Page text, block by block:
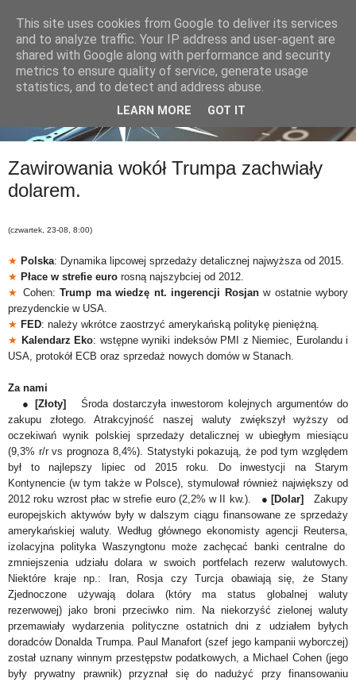
Zawirowania wokół Trumpa zachwiały
dolarem.
(czwartek, 23-08, 8:00)
★ Polska: Dynamika lipcowej sprzedaży detalicznej najwyższa od 2015.
★ Płace w strefie euro rosną najszybciej od 2012.
★ Cohen:Trump ma wiedzę nt. ingerencji Rosjanw ostatnie wybory
prezydenckie w USA.
★ FED: należy wkrótce zaostrzyć amerykańską politykę pieniężną.
★ Kalendarz Eko: wstępne wyniki indeksów PMI z Niemiec, Eurolandu i
USA, protokół ECB oraz sprzedaż nowych domów w Stanach.
Za nami
●[Złoty] Środa dostarczyła inwestorom kolejnych argumentów do
zakupu złotego. Atrakcyjność naszej waluty zwiększył wyższy od
oczekiwań wynik polskiej sprzedaży detalicznej w ubiegłym miesiącu
(9,3% r/r vs prognoza 8,4%). Statystyki pokazują, że pod tym względem
był to najlepszy lipiec od 2015 roku. Do inwestycji na Starym
Kontynencie (w tym także w Polsce), stymulował również największy od
2012 roku wzrost płac w strefie euro (2,2% w II kw.). ●[Dolar] Zakupy
europejskich aktywów były w dalszym ciągu finansowane ze sprzedaży
amerykańskiej waluty.Według głównego ekonomisty agencji Reutersa,
izolacyjna polityka Waszyngtonu może zachęcać banki centralne do
zmniejszenia udziału dolara w swoich portfelach rezerw walutowych.
Niektóre kraje np.: Iran, Rosja czy Turcja obawiają się, że Stany
Zjednoczone używają dolara (który ma status globalnej waluty
rezerwowej) jako broni przeciwko nim. Na niekorzyść zielonej waluty
przemawiały wydarzenia polityczne ostatnich dni z udziałem byłych
doradców Donalda Trumpa. Paul Manafort (szef jego kampanii wyborczej)
został uznany winnym przestępstw podatkowych, a Michael Cohen (jego
były prywatny prawnik) przyznał się do nadużyć przy finansowaniu
This site uses cookies from Google to deliver its services
and to analyze traffic. Your IP address and user-agent are
shared with Google along with performance and security
metrics to ensure quality of service, generate usage
statistics, and to detect and address abuse.
LEARN MORE GOT IT